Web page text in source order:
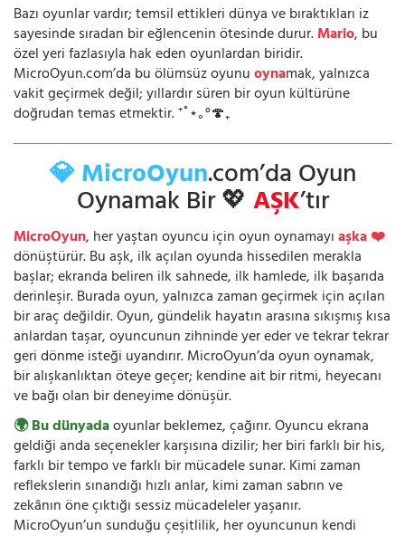
Bazı oyunlar vardır; temsil ettikleri dünya ve bıraktıkları iz
sayesinde sıradan bir eğlencenin ötesinde durur.Mario, bu
özel yeri fazlasıyla hak eden oyunlardan biridir.
MicroOyun.com’da bu ölümsüz oyunuoynamak, yalnızca
vakit geçirmek değil; yıllardır süren bir oyun kültürüne
doğrudan temas etmektir. ⁺˚⋆｡°🍄₊
💎 MicroOyun.com’da Oyun
Oynamak Bir 💖AŞK’tır
MicroOyun, her yaştan oyuncu için oyun oynamayıaşka ❤️
dönüştürür. Bu aşk, ilk açılan oyunda hissedilen merakla
başlar; ekranda beliren ilk sahnede, ilk hamlede, ilk başarıda
derinleşir. Burada oyun, yalnızca zaman geçirmek için açılan
bir araç değildir. Oyun, gündelik hayatın arasına sıkışmış kısa
anlardan taşar, oyuncunun zihninde yer eder ve tekrar tekrar
geri dönme isteği uyandırır. MicroOyun’da oyun oynamak,
bir alışkanlıktan öteye geçer; kendine ait bir ritmi, heyecanı
ve bağı olan bir deneyime dönüşür.
🌍 Bu dünyadaoyunlar beklemez, çağırır. Oyuncu ekrana
geldiği anda seçenekler karşısına dizilir; her biri farklı bir his,
farklı bir tempo ve farklı bir mücadele sunar. Kimi zaman
reflekslerin sınandığı hızlı anlar, kimi zaman sabrın ve
zekânın öne çıktığı sessiz mücadeleler yaşanır.
MicroOyun’un sunduğu çeşitlilik, her oyuncunun kendi